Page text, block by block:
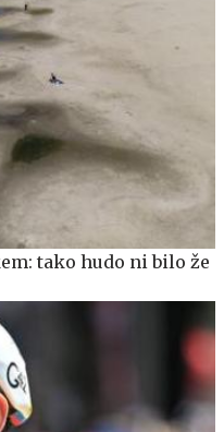
tako hudo ni bilo že